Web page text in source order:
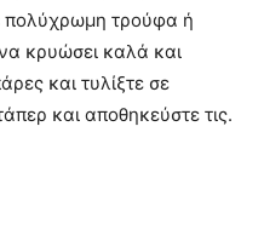
πολύχρωμη τρούφα ή
κρυώσει καλά και
και τυλίξτε σε
και αποθηκεύστε τις.